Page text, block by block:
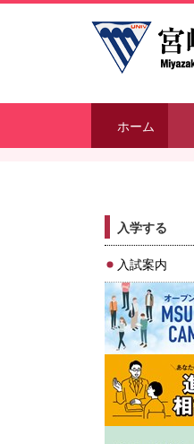
ホーム
入学する
入試案内